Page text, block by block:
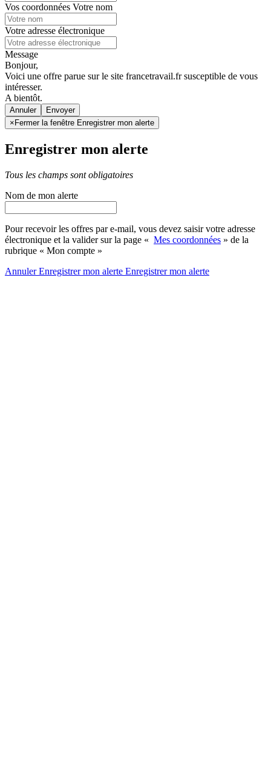
Vos coordonnées Votre nom
Votre adresse électronique
Message
Bonjour,
Voici une offre parue sur le site francetravail.fr susceptible de vous
intéresser.
A bientôt.
Annuler
× Fermer la fenêtre Enregistrer mon alerte
Enregistrer mon alerte
Tous les champs sont obligatoires
Nom de mon alerte
Pour recevoir les offres par e-mail, vous devez saisir votre adresse
électronique et la valider sur la page « Mes coordonnées » de la
rubrique « Mon compte »
AnnulerEnregistrer mon alerte Enregistrermon alerte